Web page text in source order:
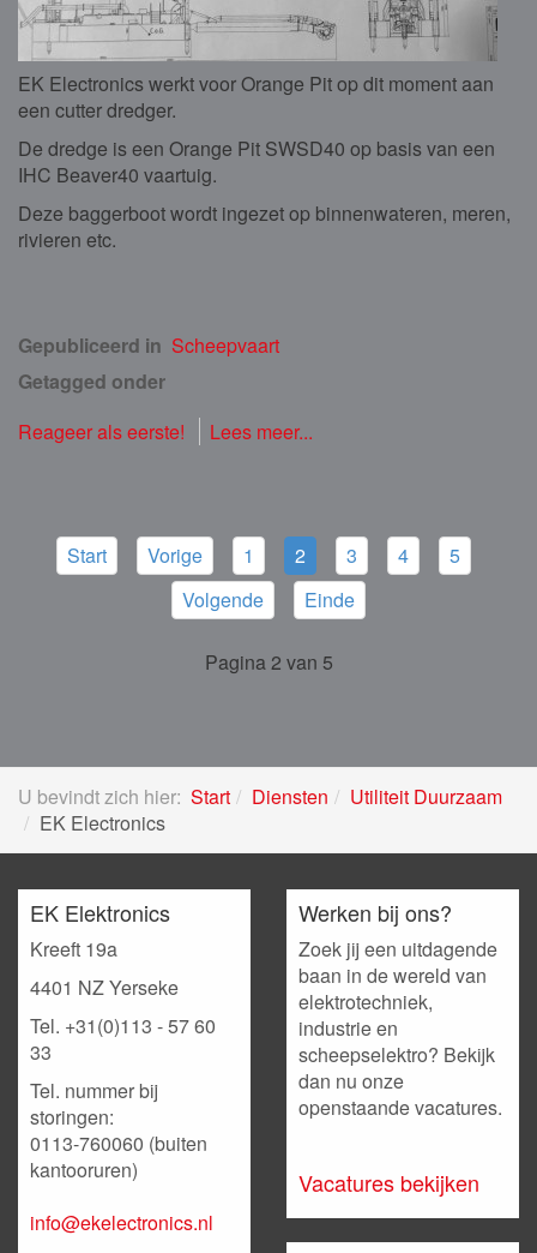
EK Electronics werkt voor Orange Pit op dit moment aan
een cutter dredger.
De dredge is een Orange Pit SWSD40 op basis van een
IHC Beaver40 vaartuig.
Deze baggerboot wordt ingezet op binnenwateren, meren,
rivieren etc.
Gepubliceerd in Scheepvaart
Getagged onder
Reageer als eerste!
Lees meer...
Start Vorige 1 2 3 4
5
Volgende
Einde
Pagina 2 van 5
U bevindt zich hier: Start Diensten
Utiliteit Duurzaam
EK Electronics
EK Elektronics
Kreeft 19a
4401 NZ Yerseke
Tel. +31(0)113 - 57 60
33
Tel. nummer bij
storingen:
0113-760060 (buiten
kantooruren)
info@ekelectronics.nl
Werken bij ons?
Zoek jij een uitdagende
baan in de wereld van
elektrotechniek,
industrie en
scheepselektro? Bekijk
dan nu onze
openstaande vacatures.
Vacatures bekijken